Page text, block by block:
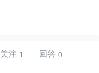
关注 回答